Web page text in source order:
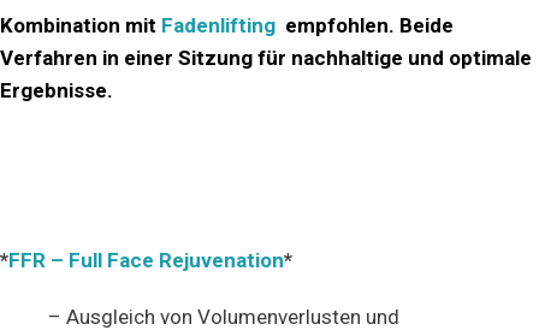
Kombination mit Fadenlifting empfohlen. Beide
Verfahren in einer Sitzung für nachhaltige und optimale
Ergebnisse.
*FFR – Full Face Rejuvenation*
– Ausgleich von Volumenverlusten und